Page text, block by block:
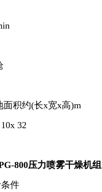
面积约(长x宽x高)m
32
800压力喷雾干燥机组
件